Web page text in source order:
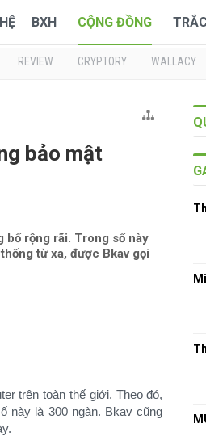
BXH CỘNG ĐỒNG
REVIEW CRYPTORY WALLACY
bảo mật
bố rộng rãi. Trong số này
từ xa, được Bkav gọi
trên toàn thế giới. Theo đó,
này là 300 ngàn. Bkav cũng